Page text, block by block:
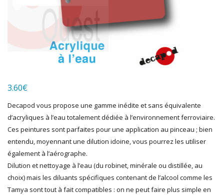
HUMBROL
MAKETTE
MARLKIN
MKD
NOREV
NOVATEUR MODELES
PECO
PG mini
PIKO
PN SUD MODELISME
3.60€
Decapod vous propose une gamme inédite et sans équivalente
d’acryliques à l’eau totalement dédiée à l’environnement ferroviaire.
Ces peintures sont parfaites pour une application au pinceau ; bien
entendu, moyennant une dilution idoine, vous pourrez les utiliser
également à l’aérographe.
Dilution et nettoyage à l’eau (du robinet, minérale ou distillée, au
choix) mais les diluants spécifiques contenant de l’alcool comme les
Tamya sont tout à fait compatibles : on ne peut faire plus simple en